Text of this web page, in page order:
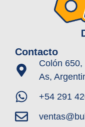
Contacto
Colón
As,
+54 291